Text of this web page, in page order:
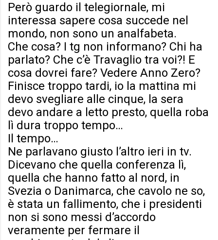
Però guardo il telegiornale, mi
interessa sapere cosa succede nel
mondo, non sono un analfabeta.
Che cosa? I tg non informano? Chi ha
parlato? Che c’è Travaglio tra voi?! E
cosa dovrei fare? Vedere Anno Zero?
Finisce troppo tardi, io la mattina mi
devo svegliare alle cinque, la sera
devo andare a letto presto, quella roba
lì dura troppo tempo…
Il tempo…
Ne parlavano giusto l’altro ieri in tv.
Dicevano che quella conferenza lì,
quella che hanno fatto al nord, in
Svezia o Danimarca, che cavolo ne so,
è stata un fallimento, che i presidenti
non si sono messi d’accordo
veramente per fermare il